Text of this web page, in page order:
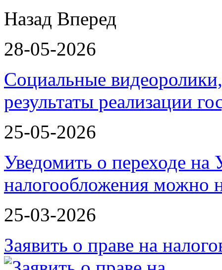
Назад Вперед
28-05-2026
Социальные
результаты реализации
25-05-2026
Уведомить о переходе
налогообложения можно
25-03-2026
Заявить о праве на